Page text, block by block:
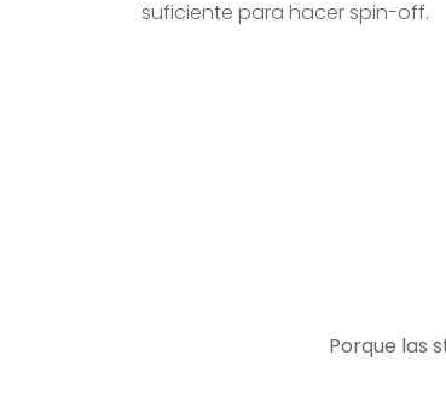
suficiente para hacer spin-off.
Porque las